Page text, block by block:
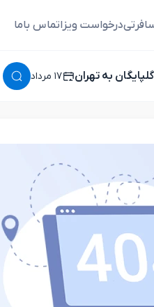
درخواست ویزاتماس باما
به تهران ١٧ مرداد